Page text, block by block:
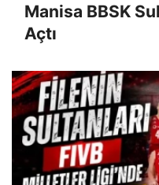
Manisa BBSK
Açtı